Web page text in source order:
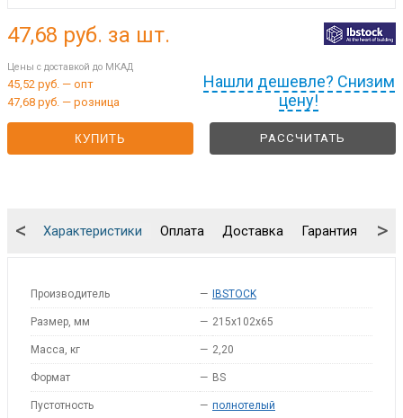
Нашли дешевле? Снизим
цену!
47,68 руб. за шт.
Цены с доставкой до МКАД
45,52 руб. — опт
47,68 руб. — розница
КУПИТЬ РАССЧИТАТЬ
Характеристики Оплата Доставка Гарантия
< >
Производитель — IBSTOCK
Размер, мм — 215x102x65
Масса, кг — 2,20
Формат — BS
Пустотность — полнотелый